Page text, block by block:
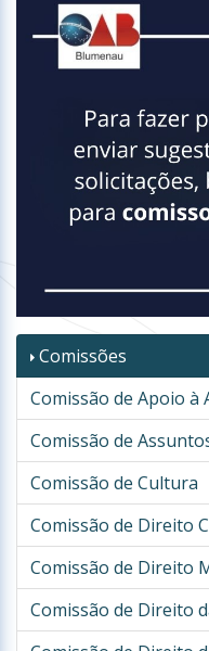
Comissões
Comissão de Apoio à
Comissão de
Comissão de Cultura
Comissão de Direito
Comissão de Direito
Comissão de Direito